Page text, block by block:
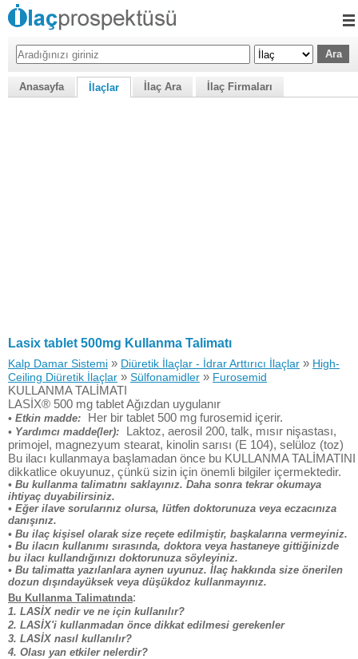
Anasayfa İlaçlar İlaç Ara İlaç Firmaları
Lasix tablet 500mg Kullanma Talimatı
Kalp Damar Sistemi » Diüretik İlaçlar - İdrar Arttırıcı İlaçlar » High-
Ceiling Diüretik İlaçlar » Sülfonamidler » Furosemid
KULLANMA TALİMATI
LASİX® 500 mg tablet Ağızdan uygulanır
• Etkin madde: Her bir tablet 500 mg furosemid içerir.
• Yardımcı madde(ler):
Laktoz, aerosil 200, talk, mısır nişastası,
primojel, magnezyum stearat, kinolin sarısı (E 104), selüloz (toz)
Bu ilacı kullanmaya başlamadan önce bu KULLANMA TALİMATINI
dikkatlice okuyunuz, çünkü sizin için önemli bilgiler içermektedir.
• Bu kullanma talimatını saklayınız. Daha sonra tekrar okumaya
ihtiyaç duyabilirsiniz.
• Eğer ilave sorularınız olursa, lütfen doktorunuza veya eczacınıza
danışınız.
• Bu ilaç kişisel olarak size reçete edilmiştir, başkalarına vermeyiniz.
• Bu ilacın kullanımı sırasında, doktora veya hastaneye gittiğinizde
bu ilacı kullandığınızı doktorunuza söyleyiniz.
• Bu talimatta yazılanlara aynen uyunuz. İlaç hakkında size önerilen
dozun dışındayüksek veya düşükdoz kullanmayınız.
Bu Kullanma Talimatında:
1. LASİX nedir ve ne için kullanılır?
2. LASİX'i kullanmadan önce dikkat edilmesi gerekenler
3. LASİX nasıl kullanılır?
4. Olası yan etkiler nelerdir?